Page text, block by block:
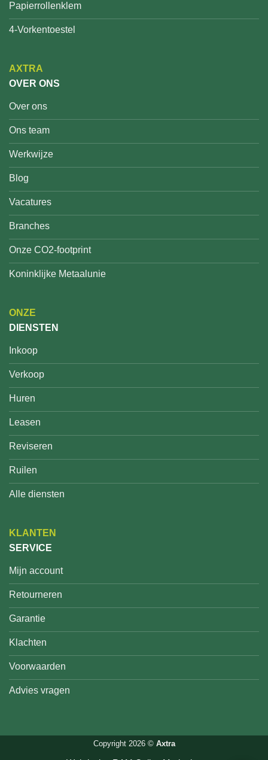
Papierrollenklem
4-Vorkentoestel
AXTRA
OVER ONS
Over ons
Ons team
Werkwijze
Blog
Vacatures
Branches
Onze CO2-footprint
Koninklijke Metaalunie
ONZE
DIENSTEN
Inkoop
Verkoop
Huren
Leasen
Reviseren
Ruilen
Alle diensten
KLANTEN
SERVICE
Mijn account
Retourneren
Garantie
Klachten
Voorwaarden
Advies vragen
Copyright 2026 © Axtra